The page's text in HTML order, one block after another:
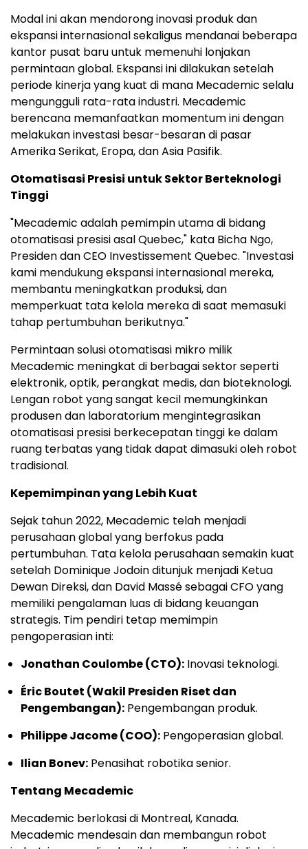
Modal ini akan mendorong inovasi produk dan
ekspansi internasional sekaligus mendanai beberapa
kantor pusat baru untuk memenuhi lonjakan
permintaan global. Ekspansi ini dilakukan setelah
periode kinerja yang kuat di mana Mecademic selalu
mengungguli rata-rata industri. Mecademic
berencana memanfaatkan momentum ini dengan
melakukan investasi besar-besaran di pasar
Amerika Serikat, Eropa, dan Asia Pasifik.
Otomatisasi Presisi untuk Sektor Berteknologi
Tinggi
"Mecademic adalah pemimpin utama di bidang
otomatisasi presisi asal Quebec," kata Bicha Ngo,
Presiden dan CEO Investissement Quebec. "Investasi
kami mendukung ekspansi internasional mereka,
membantu meningkatkan produksi, dan
memperkuat tata kelola mereka di saat memasuki
tahap pertumbuhan berikutnya."
Permintaan solusi otomatisasi mikro milik
Mecademic meningkat di berbagai sektor seperti
elektronik, optik, perangkat medis, dan bioteknologi.
Lengan robot yang sangat kecil memungkinkan
produsen dan laboratorium mengintegrasikan
otomatisasi presisi berkecepatan tinggi ke dalam
ruang terbatas yang tidak dapat dimasuki oleh robot
tradisional.
Kepemimpinan yang Lebih Kuat
Sejak tahun 2022, Mecademic telah menjadi
perusahaan global yang berfokus pada
pertumbuhan. Tata kelola perusahaan semakin kuat
setelah Dominique Jodoin ditunjuk menjadi Ketua
Dewan Direksi, dan David Massé sebagai CFO yang
memiliki pengalaman luas di bidang keuangan
strategis. Tim pendiri tetap memimpin
pengoperasian inti:
Jonathan Coulombe (CTO): Inovasi teknologi.
Éric Boutet (Wakil Presiden Riset dan
Pengembangan): Pengembangan produk.
Philippe Jacome (COO): Pengoperasian global.
Ilian Bonev: Penasihat robotika senior.
Tentang Mecademic
Mecademic berlokasi di Montreal, Kanada.
Mecademic mendesain dan membangun robot